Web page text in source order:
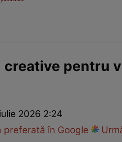
pentru
2026 2:24
în Google